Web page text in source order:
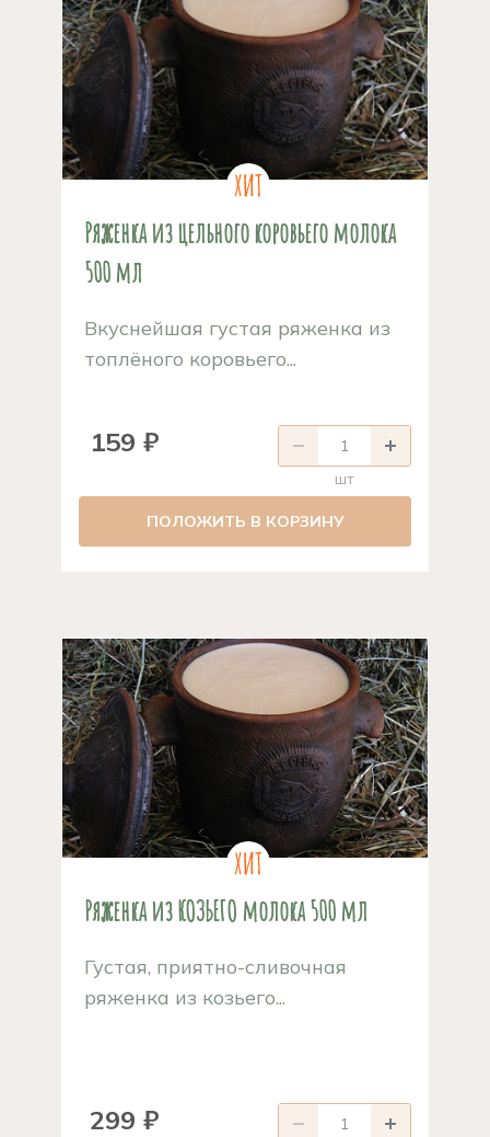
Ряженка из цельного коровьего молока
500 мл
Вкуснейшая густая ряженка из
топлёного коровьего...
159 ₽
шт
ПОЛОЖИТЬ В КОРЗИНУ
Ряженка из КОЗЬЕГО молока 500 мл
Густая, приятно-сливочная
ряженка из козьего...
299 ₽